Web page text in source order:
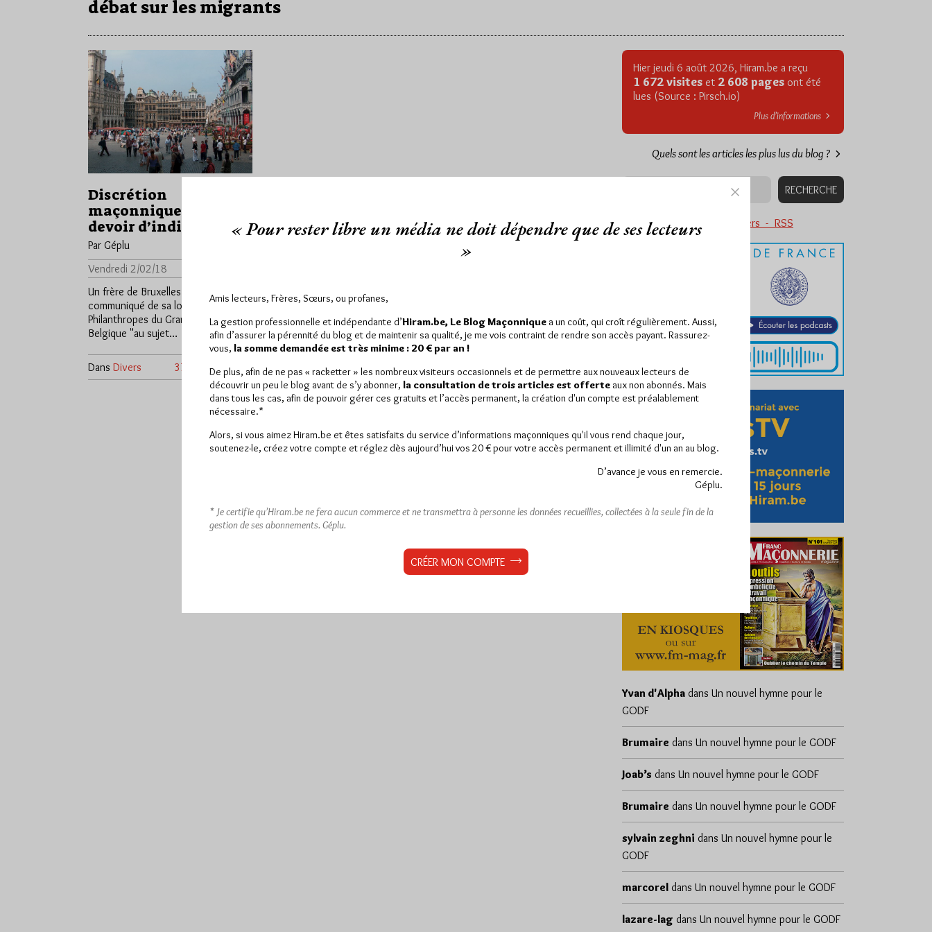
débat sur les migrants
Discrétion
maçonnique ou
devoir d’indignation ?
Par Géplu
Vendredi 2/02/18
Un frère de Bruxelles m'a envoyé le
communiqué de sa loge, Les Amis
Philanthropes du Grand Orient de
Belgique "au sujet…
Dans Divers 37 commentaires
Hier jeudi 6 août 2026, Hiram.be a reçu
1 672 visites et 2 608 pages ont été
lues (Source : Pirsch.io)
Plus d’informations
Quels sont les articles les plus lus du blog ?
Abonnement aux Newsletters - RSS
Yvan d'Alpha dans Un nouvel hymne pour le
GODF
Brumaire dans Un nouvel hymne pour le GODF
Joab’s dans Un nouvel hymne pour le GODF
Brumaire dans Un nouvel hymne pour le GODF
sylvain zeghni dans Un nouvel hymne pour le
GODF
marcorel dans Un nouvel hymne pour le GODF
lazare-lag dans Un nouvel hymne pour le GODF
« Pour rester libre un média ne doit dépendre que de ses lecteurs
»
Amis lecteurs, Frères, Sœurs, ou profanes,
La gestion professionnelle et indépendante d’Hiram.be, Le Blog Maçonnique a un coût, qui croît régulièrement. Aussi,
afin d’assurer la pérennité du blog et de maintenir sa qualité, je me vois contraint de rendre son accès payant. Rassurez-
vous, la somme demandée est très minime : 20 € par an !
De plus, afin de ne pas « racketter » les nombreux visiteurs occasionnels et de permettre aux nouveaux lecteurs de
découvrir un peu le blog avant de s’y abonner, la consultation de trois articles est offerte aux non abonnés. Mais
dans tous les cas, afin de pouvoir gérer ces gratuits et l’accès permanent, la création d'un compte est préalablement
nécessaire.*
Alors, si vous aimez Hiram.be et êtes satisfaits du service d’informations maçonniques qu'il vous rend chaque jour,
soutenez-le, créez votre compte et réglez dès aujourd’hui vos 20 € pour votre accès permanent et illimité d'un an au blog.
D’avance je vous en remercie.
Géplu.
* Je certifie qu’Hiram.be ne fera aucun commerce et ne transmettra à personne les données recueillies, collectées à la seule fin de la
gestion de ses abonnements. Géplu.
CRÉER MON COMPTE